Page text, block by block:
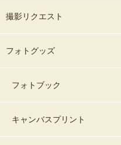
撮影リクエスト
フォトグッズ
フォトブック
キャンバスプリント